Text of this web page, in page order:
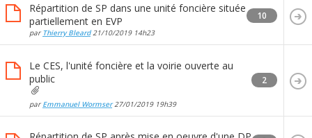
Répartition de SP dans une unité foncière située
partiellement en EVP
par Thierry Bleard21/10/2019 14h23
10
Le CES, l'unité foncière et la voirie ouverte au
public
par Emmanuel Wormser27/01/2019 19h39
2